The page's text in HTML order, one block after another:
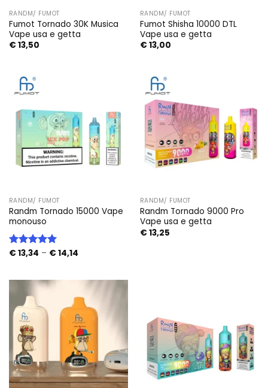
RANDM/ FUMOT
Fumot Tornado 30K Musica
Vape usa e getta
€13,50
RANDM/ FUMOT
Fumot Shisha 10000 DTL
Vape usa e getta
€13,00
RANDM/ FUMOT
Randm Tornado 15000 Vape
monouso
Valutato
€13,34 – €14,14Price
€ 14,14
RANDM/ FUMOT
Randm Tornado 9000 Pro
Vape usa e getta
€13,25